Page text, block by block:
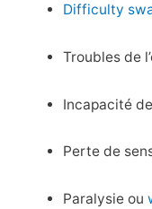
Difficulty
Troubles de
Incapacité
Perte de
Paralysie ou